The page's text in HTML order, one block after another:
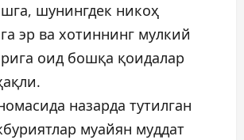
шунингдек никоҳ
эр ва хотиннинг мулкий
оид бошқа қоидалар
назарда тутилган
муайян муддат